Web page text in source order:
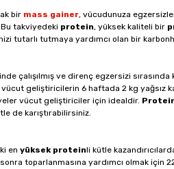
bir mass gainer, vücudunuza
takviyedeki protein, yüksek kaliteli bir
tutarlı tutmaya yardımcı olan bir
ve direnç egzersizi sırasında
geliştiricilerin 6 haftada 2 kg yağsız
vücut geliştiriciler için idealdir.
de karıştırabilirsiniz.
en yüksek proteinli kütle
toparlanmasına yardımcı olmak için